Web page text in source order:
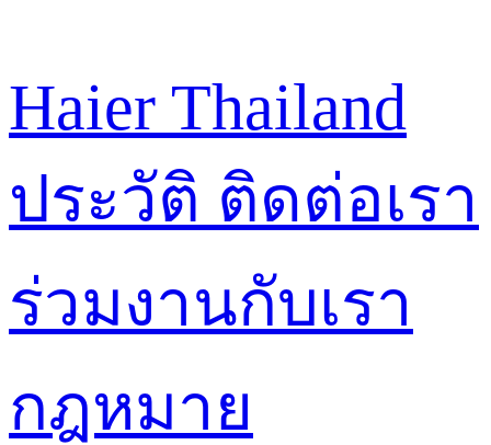
Haier Thailand
ประวัติ ติดต่อเรา
ร่วมงานกับเรา
กฎหมาย